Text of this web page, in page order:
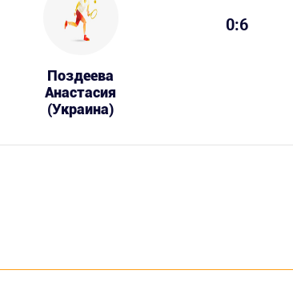
Поздеева
Анастасия
(Украина)
0:6